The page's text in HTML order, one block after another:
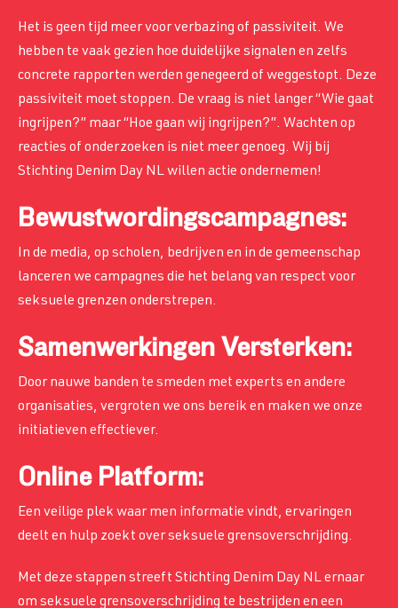
Het is geen tijd meer voor verbazing of passiviteit. We
hebben te vaak gezien hoe duidelijke signalen en zelfs
concrete rapporten werden genegeerd of weggestopt. Deze
passiviteit moet stoppen. De vraag is niet langer “Wie gaat
ingrijpen?” maar “Hoe gaan wij ingrijpen?”. Wachten op
reacties of onderzoeken is niet meer genoeg. Wij bij
Stichting Denim Day NL willen actie ondernemen!
Bewustwordingscampagnes:
In de media, op scholen, bedrijven en in de gemeenschap
lanceren we campagnes die het belang van respect voor
seksuele grenzen onderstrepen.
Samenwerkingen Versterken:
Door nauwe banden te smeden met experts en andere
organisaties, vergroten we ons bereik en maken we onze
initiatieven effectiever.
Online Platform:
Een veilige plek waar men informatie vindt, ervaringen
deelt en hulp zoekt over seksuele grensoverschrijding.
Met deze stappen streeft Stichting Denim Day NL ernaar
om seksuele grensoverschrijding te bestrijden en een